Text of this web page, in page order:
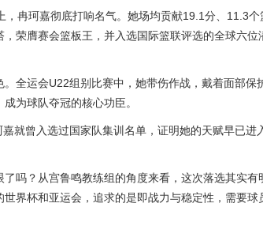
，冉珂嘉彻底打响名气。她场均贡献19.1分、11.3
荣膺赛会篮板王，并入选国际篮联评选的全球六
全运会U22组别比赛中，她带伤作战，戴着面部保
为球队夺冠的核心功臣。
就曾入选过国家队集训名单，证明她的天赋早已进
吗？从宫鲁鸣教练组的角度来看，这次落选其实有
界杯和亚运会，追求的是即战力与稳定性，需要球